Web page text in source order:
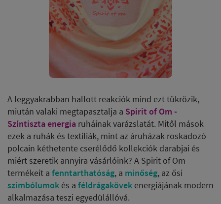
A leggyakrabban hallott reakciók mind ezt tükrözik,
miután valaki megtapasztalja a Spirit of Om -
Színtiszta energia ruháinak varázslatát. Mitől mások
ezek a ruhák és textiliák, mint az áruházak roskadozó
polcain kéthetente cserélődő kollekciók darabjai és
miért szeretik annyira vásárlóink? A Spirit of Om
termékeit a fenntarthatóság, a minőség, az ősi
szimbólumok és a féldrágakövek energiájának modern
alkalmazása teszi egyedülállóvá.